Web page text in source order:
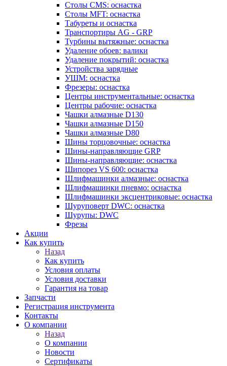
Столы CMS: оснастка
Столы MFT: оснастка
Табуреты и оснастка
Транспортиры AG - GRP
Турбины вытяжные: оснастка
Удаление обоев: валики
Удаление покрытий: оснастка
Устройства зарядные
УШМ: оснастка
Фрезеры: оснастка
Центры инструментальные: оснастка
Центры рабочие: оснастка
Чашки алмазные D130
Чашки алмазные D150
Чашки алмазные D80
Шины торцовочные: оснастка
Шины-направляющие GRP
Шины-направляющие: оснастка
Шипорез VS 600: оснастка
Шлифмашинки алмазные: оснастка
Шлифмашинки пневмо: оснастка
Шлифмашинки эксцентриковые: оснастка
Шуруповерт DWC: оснастка
Шурупы: DWC
Фрезы
Акции
Как купить
Назад
Как купить
Условия оплаты
Условия доставки
Гарантия на товар
Запчасти
Регистрация инструмента
Контакты
О компании
Назад
О компании
Новости
Сертификаты